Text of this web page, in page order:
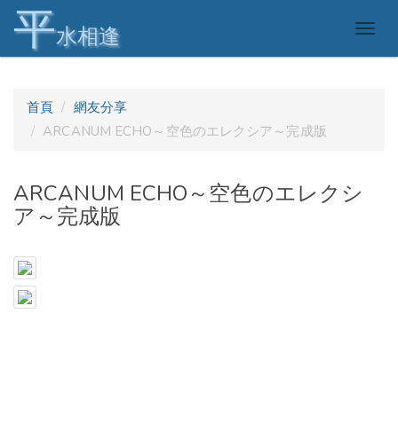
平水相逢
首頁
網友分享
ARCANUM ECHO～空色のエレクシア～完成版
ARCANUM ECHO～空色のエレクシ
ア～完成版